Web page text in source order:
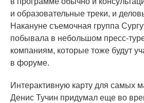
и образовательные треки, и
Накануне съемочная группа
побывала в небольшом пресс-
компаниям, которые тоже будут
в форуме.
Интерактивную карту для самых
Денис Тучин придумал еще во